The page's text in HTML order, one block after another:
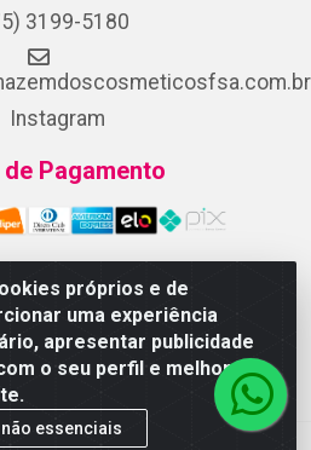
próprios e de
uma experiência
apresentar publicidade
o seu perfil e melhorar a
essenciais
3199-5180
Instagram
Pagamento
DISTRIBUIDORA LTDA -
Parque Ipê, Feira de Santana/BA -
CNPJ 07.246.802/0001-25